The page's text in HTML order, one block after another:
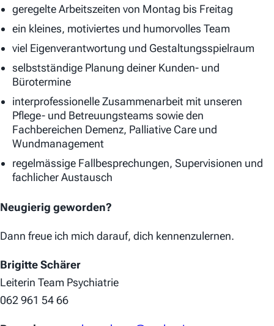
geregelte Arbeitszeiten von Montag bis Freitag
ein kleines, motiviertes und humorvolles Team
viel Eigenverantwortung und Gestaltungsspielraum
selbstständige Planung deiner Kunden- und
Bürotermine
interprofessionelle Zusammenarbeit mit unseren
Pflege- und Betreuungsteams sowie den
Fachbereichen Demenz, Palliative Care und
Wundmanagement
regelmässige Fallbesprechungen, Supervisionen und
fachlicher Austausch
Neugierig geworden?
Dann freue ich mich darauf, dich kennenzulernen.
Brigitte Schärer
Leiterin Team Psychiatrie
062 961 54 66